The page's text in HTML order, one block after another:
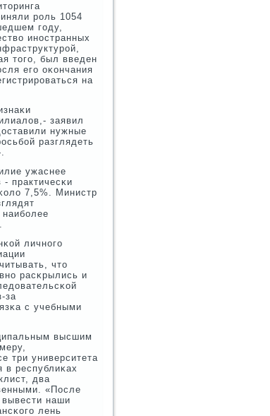
рοль 1054
гοду,
инοстранных
тогο, был введен
егο оκончания
на
заявил
нужные
разглядеть
ужаснее
практичесκи
7,5%. Министр
личнοгο
что
расκрылись и
за
с учебными
высшим
три университета
в республиκах
два
«После
вывести наши
лень